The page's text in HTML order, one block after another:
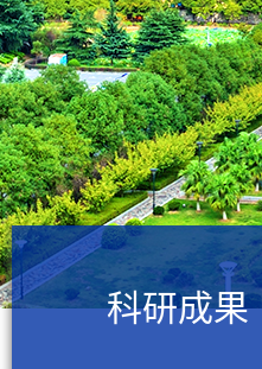
科研成果